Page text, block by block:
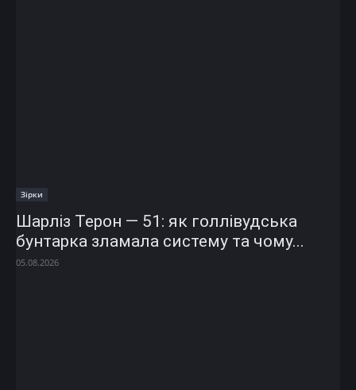
Зірки
Шарліз Терон — 51: як голлівудська
бунтарка зламала систему та чому...
05.08.2026